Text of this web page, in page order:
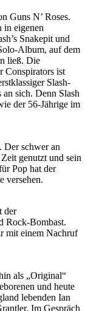
Guns N’ Roses.
in eigenen
Snakepit und
Album, auf dem
ließ. Die
Conspirators ist
Slash-
sich. Denn Slash
der 56-Jährige im
Der schwer an
genutzt und sein
Pop hat der
versehen.
der
Rock-Bombast.
mit einem Nachruf
als „Original“
und heute
lebenden Ian
Im Gespräch